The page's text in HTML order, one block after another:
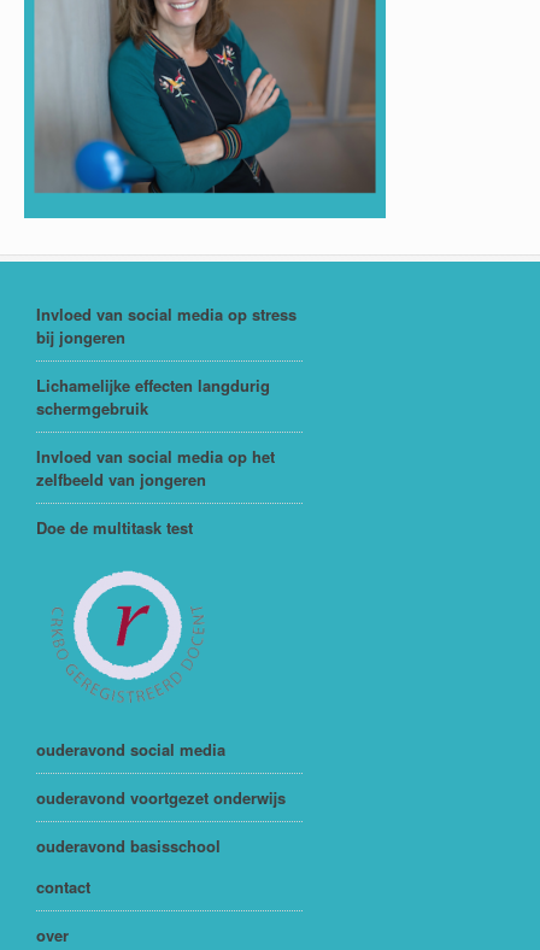
Invloed van social media op stress
bij jongeren
Lichamelijke effecten langdurig
schermgebruik
Invloed van social media op het
zelfbeeld van jongeren
Doe de multitask test
ouderavond social media
ouderavond voortgezet onderwijs
ouderavond basisschool
contact
over